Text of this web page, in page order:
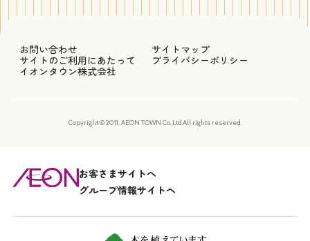
お問い合わせ
サイトマップ
サイトのご利用にあたって
プライバシーポリシー
イオンタウン株式会社
Copyright © 2011, AEON TOWN Co.,Ltd.All rights reserved.
お客さまサイトへ
グループ情報サイトへ